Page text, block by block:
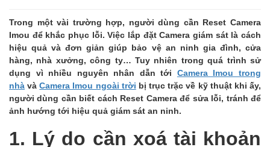
Trong một vài trường hợp, người dùng cần Reset Camera
Imou để khắc phục lỗi. Việc lắp đặt Camera giám sát là cách
hiệu quả và đơn giản giúp bảo vệ an ninh gia đình, cửa
hàng, nhà xưởng, công ty… Tuy nhiên trong quá trình sử
dụng vì nhiều nguyên nhân dẫn tới Camera Imou trong
nhà vàCamera Imou ngoài trời bị trục trặc về kỹ thuật khi ấy,
người dùng cần biết cách Reset Camera để sửa lỗi, tránh để
ảnh hướng tới hiệu quả giám sát an ninh.
1. Lý do cần xoá tài khoản